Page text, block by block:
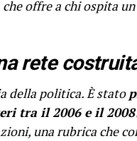
offre a chi ospita
rete
della politica. È stato
tra il 2006 e il 2008
una rubrica che